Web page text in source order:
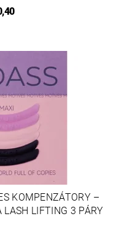
KOMPENZÁTORY –
LASH LIFTING 3 PÁRY